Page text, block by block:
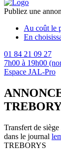
Publiez une
Au coût le
En
01 84 21 09 27
7h00 à 19h00
Espace JAL-Pro
Transfert de
dans le journal
TREBORYS